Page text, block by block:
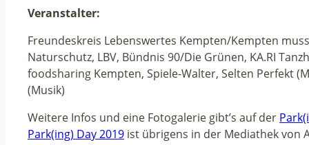
Veranstalter:
Freundeskreis Lebenswertes Kempten/Kempten
Naturschutz, LBV, Bündnis 90/Die Grünen, KA.RI
foodsharing Kempten, Spiele-Walter, Selten Perfekt
(Musik)
Weitere Infos und eine Fotogalerie gibt’s auf der
Park(ing) Day 2019 ist übrigens in der Mediathek von